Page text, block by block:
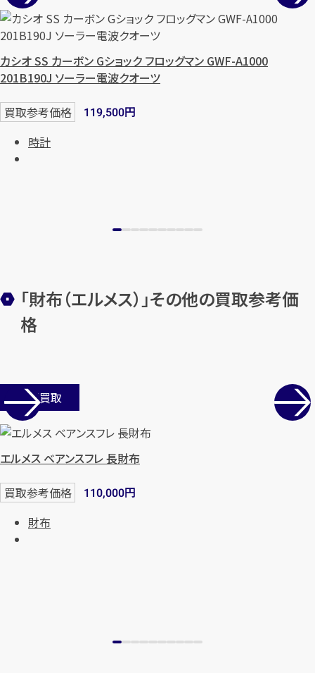
【総合受付】24時間・年中無休(年末年
始除く)
カシオ SS カーボン Gショック フロッグマン GWF-A1000
201B190J ソーラー電波クオーツ
買取参考価格 119,500円
時計
「財布（エルメス）」その他の買取参考価
格
店舗買取
エルメス ベアンスフレ 長財布
買取参考価格 110,000円
財布